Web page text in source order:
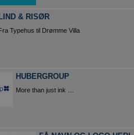
LIND & RISØR
Typehus til Drømme Villa
HUBERGROUP
More than just ink …